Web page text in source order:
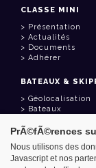
CLASSE MINI
Présentation
Actualités
Documents
Adhérer
BATEAUX &
Géolocalisation
Bateaux
LIENS UTILES
Espace
PrÃ©fÃ©rences
Nous utilisons des
Javascript et nos